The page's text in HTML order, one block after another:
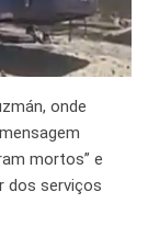
onde
mortos” e
dos serviços